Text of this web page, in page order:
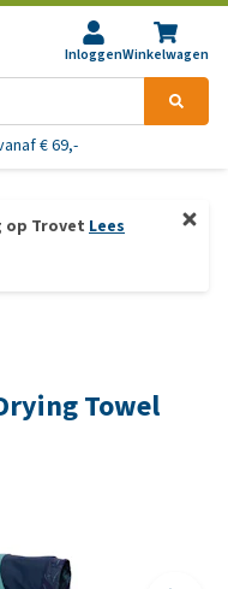
InloggenWinkelwagen
€ 69,-
op Trovet Lees
Towel